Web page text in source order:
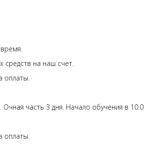
средств на наш счет.
оплаты.
часть 3 дня. Начало обучения в
оплаты.